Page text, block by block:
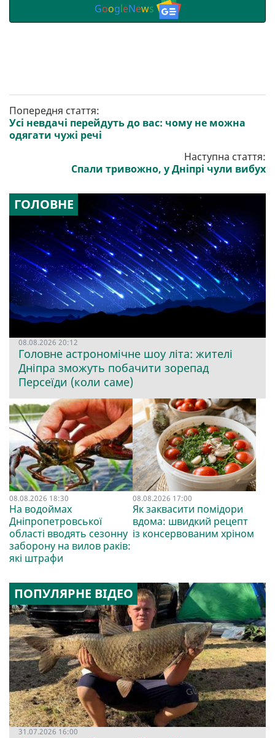
GoogleNews
Попередня стаття:
Усі невдачі перейдуть до вас: чому не можна
одягати чужі речі
Наступна стаття:
Спали тривожно, у Дніпрі чули вибух
ГОЛОВНЕ
08.08.2026 20:12
Головне астрономічне шоу літа: жителі
Дніпра зможуть побачити зорепад
Персеїди (коли саме)
08.08.2026 18:30
На водоймах
Дніпропетровської
області вводять сезонну
заборону на вилов раків:
які штрафи
08.08.2026 17:00
Як заквасити помідори
вдома: швидкий рецепт
із консервованим хріном
ПОПУЛЯРНЕ ВІДЕО
31.07.2026 16:00